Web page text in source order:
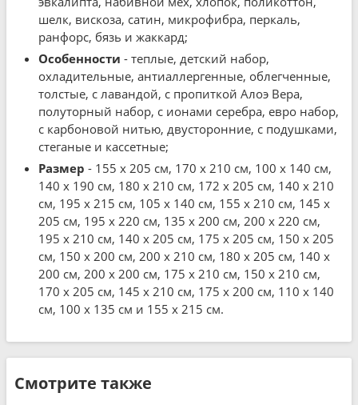
шелк, вискоза, сатин, микрофибра, перкаль,
ранфорс, бязь и жаккард;
Особенности - теплые, детский набор,
охладительные, антиаллергенные, облегченные,
толстые, с лавандой, с пропиткой Алоэ Вера,
полуторный набор, с ионами серебра, евро набор,
с карбоновой нитью, двусторонние, с подушками,
стеганые и кассетные;
Размер - 155 x 205 см, 170 x 210 см, 100 x 140 см,
140 x 190 см, 180 x 210 см, 172 x 205 см, 140 x 210
см, 195 x 215 см, 105 x 140 см, 155 x 210 см, 145 x
205 см, 195 x 220 см, 135 x 200 см, 200 x 220 см,
195 x 210 см, 140 x 205 см, 175 x 205 см, 150 x 205
см, 150 x 200 см, 200 x 210 см, 180 x 205 см, 140 x
200 см, 200 x 200 см, 175 x 210 см, 150 x 210 см,
170 x 205 см, 145 x 210 см, 175 x 200 см, 110 x 140
см, 100 x 135 см и 155 x 215 см.
Смотрите также